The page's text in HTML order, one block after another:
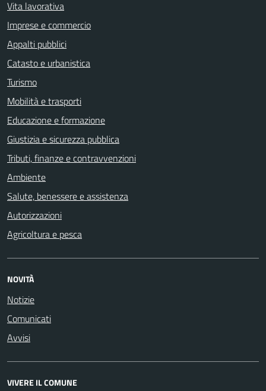
Vita lavorativa
Imprese e commercio
Appalti pubblici
Catasto e urbanistica
Turismo
Mobilità e trasporti
Educazione e formazione
Giustizia e sicurezza pubblica
Tributi, finanze e contravvenzioni
Ambiente
Salute, benessere e assistenza
Autorizzazioni
Agricoltura e pesca
NOVITÀ
Notizie
Comunicati
Avvisi
VIVERE IL COMUNE